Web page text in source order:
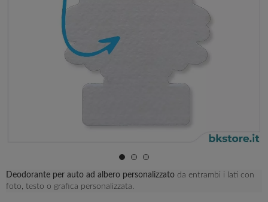
Deodorante per auto ad albero personalizzato da entrambi i lati con
foto, testo o grafica personalizzata.